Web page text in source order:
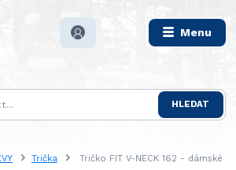
Menu
HLEDAT
Trička Tričko FIT V-NECK 162 - dámské